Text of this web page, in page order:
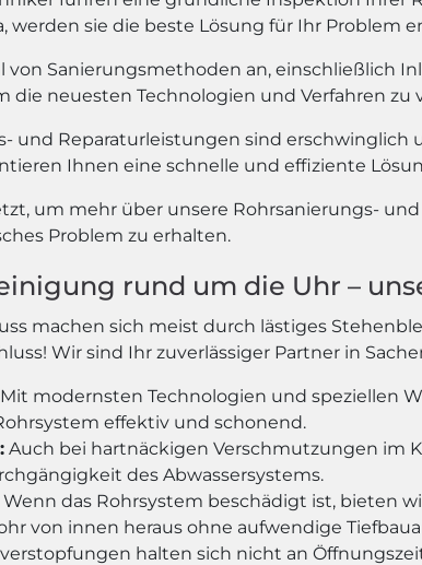
werden sie die beste Lösung für Ihr
von Sanierungsmethoden an, einschließlich
die neuesten Technologien und Verfahren
und Reparaturleistungen sind
Ihnen eine schnelle und effiziente
um mehr über unsere Rohrsanierungs-
Problem zu erhalten.
rund um die Uhr –
machen sich meist durch lästiges
Wir sind Ihr zuverlässiger Partner in
Mit modernsten Technologien und speziellen
effektiv und schonend.
Auch bei hartnäckigen Verschmutzungen im
des Abwassersystems.
Wenn das Rohrsystem beschädigt ist, bieten
von innen heraus ohne aufwendige
halten sich nicht an